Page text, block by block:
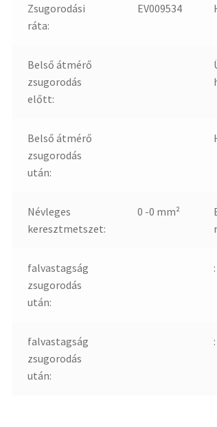
Zsugorodási
ráta:
EV009534
Belső átmérő
zsugorodás
előtt:
Belső átmérő
zsugorodás
után:
Névleges
keresztmetszet:
0 -0 mm²
falvastagság
zsugorodás
után:
:
falvastagság
zsugorodás
után:
: